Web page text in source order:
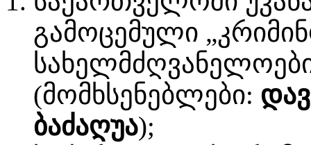
გამოცემული
(მომხსენებლები:
ბაძაღუა);